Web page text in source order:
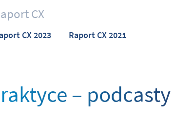
CX
CX 2023 Raport CX 2021
– podcasty